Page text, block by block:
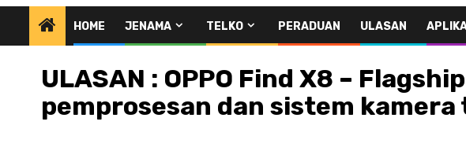
HOME JENAMA TELKO PERADUAN ULASAN
ULASAN : OPPO Find X8 –
pemprosesan dan sistem